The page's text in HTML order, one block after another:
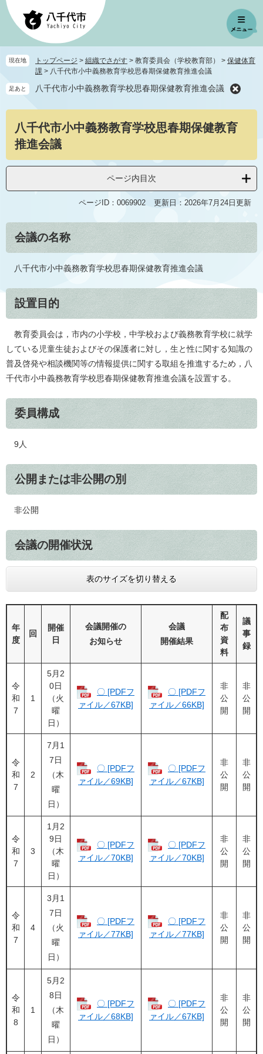
ペ
先
頭
す
メ
を
飛
し
現在地 トップページ > 組織でさがす > 教育委員会（学校教育部） > 保健体育
課 > 八千代市小中義務教育学校思春期保健教育推進会議
足あと 八千代市小中義務教育学校思春期保健教育推進会議
八千代市小中義務教育学校思春期保健教育
推進会議
ページ内目次
ページID：0069902 更新日：2026年7月24日更新
会議の名称
八千代市小中義務教育学校思春期保健教育推進会議
設置目的
教育委員会は，市内の小学校，中学校および義務教育学校に就学
している児童生徒およびその保護者に対し，生と性に関する知識の
普及啓発や相談機関等の情報提供に関する取組を推進するため，八
千代市小中義務教育学校思春期保健教育推進会議を設置する。
委員構成
9人
公開または非公開の別
非公開
会議の開催状況
表のサイズを切り替える
年
度
回
開催
日
会議開催の
お知らせ
会議
開催結果
配
布
資
料
議
事
録
令
和
7
1
5月2
0日
（火
曜
日）
〇 [PDFフ
ァイル／67KB]
〇 [PDFフ
ァイル／66KB]
非
公
開
非
公
開
令
和
7
2
7月1
7日
（木
曜
日）
〇 [PDFフ
ァイル／69KB]
〇 [PDFフ
ァイル／67KB]
非
公
開
非
公
開
令
和
7
3
1月2
9日
（木
曜
日）
〇 [PDFフ
ァイル／70KB]
〇 [PDFフ
ァイル／70KB]
非
公
開
非
公
開
令
和
7
4
3月1
7日
（火
曜
日）
〇 [PDFフ
ァイル／77KB]
〇 [PDFフ
ァイル／77KB]
非
公
開
非
公
開
令
和
8
1
5月2
8日
（木
曜
日）
〇 [PDFフ
ァイル／68KB]
〇 [PDFフ
ァイル／67KB]
非
公
開
非
公
開